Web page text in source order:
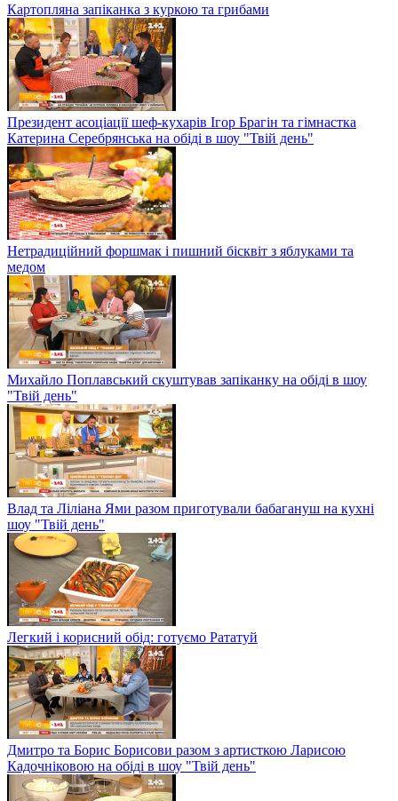
Картопляна запіканка з куркою та грибами
Президент асоціації шеф-кухарів Ігор Брагін та гімнастка
Катерина Серебрянська на обіді в шоу "Твій день"
Нетрадиційний форшмак і пишний бісквіт з яблуками та
медом
Михайло Поплавський скуштував запіканку на обіді в шоу
"Твій день"
Влад та Ліліана Ями разом приготували бабагануш на кухні
шоу "Твій день"
Легкий і корисний обід: готуємо Рататуй
Дмитро та Борис Борисови разом з артисткою Ларисою
Кадочніковою на обіді в шоу "Твій день"